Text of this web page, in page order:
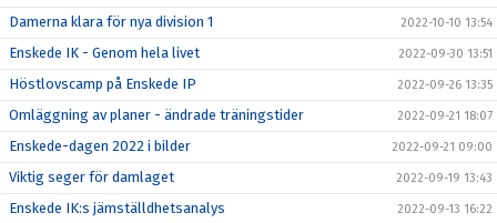
Damerna klara för nya division 1 2022-10-10 13:54
Enskede IK - Genom hela livet 2022-09-30 13:51
Höstlovscamp på Enskede IP 2022-09-26 13:35
Omläggning av planer - ändrade träningstider 2022-09-21 18:07
Enskede-dagen 2022 i bilder 2022-09-21 09:00
Viktig seger för damlaget 2022-09-19 13:43
Enskede IK:s jämställdhetsanalys 2022-09-13 16:22